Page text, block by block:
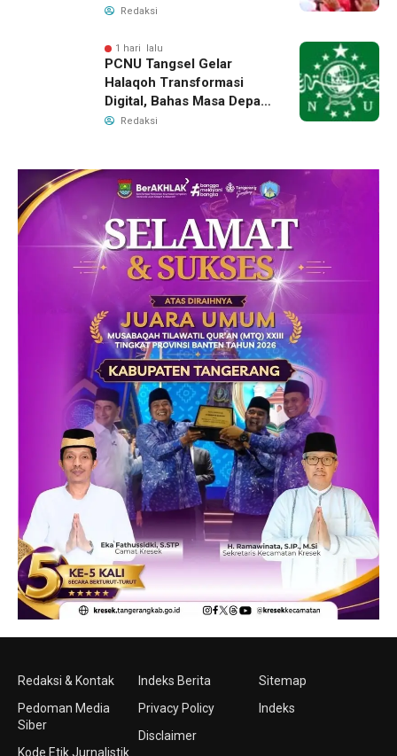
Redaksi
1 hari lalu
PCNU Tangsel Gelar
Halaqoh Transformasi
Digital, Bahas Masa Depan
NU di Era Disrupsi
Redaksi
Redaksi & Kontak
Pedoman Media
Siber
Kode Etik Jurnalistik
Indeks Berita
Privacy Policy
Disclaimer
Sitemap
Indeks